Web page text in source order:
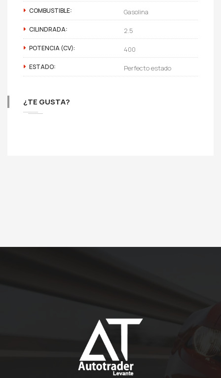
COMBUSTIBLE: Gasolina
CILINDRADA: 2.5
POTENCIA (CV): 400
ESTADO: Perfecto estado
¿TE GUSTA?